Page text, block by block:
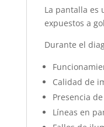
La pantalla es
expuestos a
Durante el
Calidad de
Presencia
Líneas en